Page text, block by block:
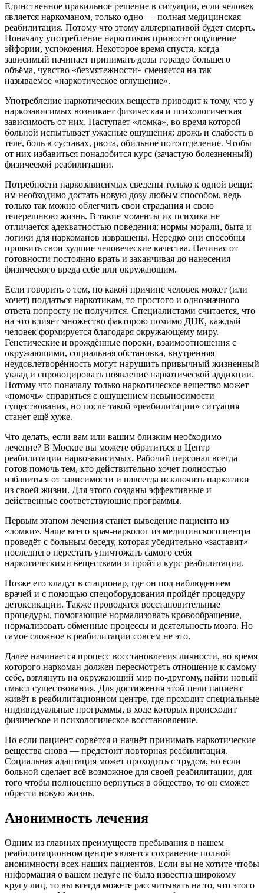
Единственное правильное решение в ситуации, если человек
является наркоманом, только одно — полная медицинская
реабилитация. Потому что этому альтернативой будет смерть.
Поначалу употребление наркотиков приносит ощущение
эйфории, успокоения. Некоторое время спустя, когда
зависимый начинает принимать дозы гораздо большего
объёма, чувство «безмятежности» сменяется на так
называемое «наркотическое оглушение».
Употребление наркотических веществ приводит к тому, что у
наркозависимых возникает физическая и психологическая
зависимость от них. Наступает «ломка», во время которой
больной испытывает ужасные ощущения: дрожь и слабость в
теле, боль в суставах, рвота, обильное потоотделение. Чтобы
от них избавиться понадобится курс (зачастую болезненный)
физической реабилитации.
Потребности наркозависимых сведены только к одной вещи:
им необходимо достать новую дозу любым способом, ведь
только так можно облегчить свои страдания и свою
теперешнюю жизнь. В такие моменты их психика не
отличается адекватностью поведения: нормы морали, быта и
логики для наркоманов извращены. Нередко они способны
проявить свои худшие человеческие качества. Начиная от
готовности постоянно врать и заканчивая до нанесения
физического вреда себе или окружающим.
Если говорить о том, по какой причине человек может (или
хочет) поддаться наркотикам, то простого и однозначного
ответа попросту не получится. Специалистами считается, что
на это влияет множество факторов: помимо ДНК, каждый
человек формируется благодаря окружающему миру.
Генетические и врождённые пороки, взаимоотношения с
окружающими, социальная обстановка, внутренняя
неудовлетворённость могут нарушить привычный жизненный
уклад и спровоцировать появление наркотической аддикции.
Потому что поначалу только наркотическое вещество может
«помочь» справиться с ощущением невыносимости
существования, но после такой «реабилитации» ситуация
станет ещё хуже.
Что делать, если вам или вашим близким необходимо
лечение? В Москве вы можете обратиться в Центр
реабилитации наркозависимых. Рабочий персонал всегда
готов помочь тем, кто действительно хочет полностью
избавиться от зависимости и навсегда исключить наркотики
из своей жизни. Для этого созданы эффективные и
действенные соответствующие программы.
Первым этапом лечения станет выведение пациента из
«ломки». Чаще всего врач-нарколог из медицинского центра
проведёт с больным беседу, которая убедительно «заставит»
последнего перестать уничтожать самого себя
наркотическими веществами и пройти курс реабилитации.
Позже его кладут в стационар, где он под наблюдением
врачей и с помощью спецоборудования пройдёт процедуру
детоксикации. Также проводятся восстановительные
процедуры, помогающие нормализовать кровообращение,
нормализовать обменные процессы и деятельность мозга. Но
самое сложное в реабилитации совсем не это.
Далее начинается процесс восстановления личности, во время
которого наркоман должен пересмотреть отношение к самому
себе, взглянуть на окружающий мир по-другому, найти новый
смысл существования. Для достижения этой цели пациент
живёт в реабилитационном центре, где проходит специальные
индивидуальные программы, в ходе которых происходит
физическое и психологическое восстановление.
Но если пациент сорвётся и начнёт принимать наркотические
вещества снова — предстоит повторная реабилитация.
Социальная адаптация может проходить с трудом, но если
больной сделает всё возможное для своей реабилитации, для
того чтобы полноценно вернуться в общество, то он сможет
обрести новую жизнь.
Анонимность лечения
Одним из главных преимуществ пребывания в нашем
реабилитационном центре является сохранение полной
анонимности всех наших пациентов. Если вы не хотите чтобы
информация о вашем недуге не была известна широкому
кругу лиц, то вы всегда можете рассчитывать на то, что этого